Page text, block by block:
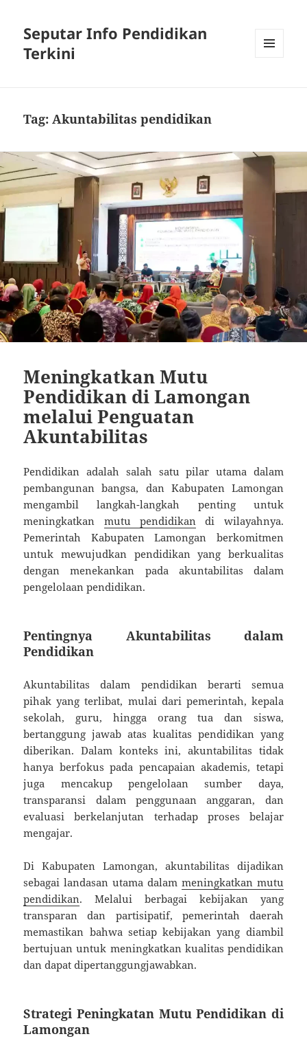
Seputar Info Pendidikan
Terkini
Tag:Akuntabilitas pendidikan
Meningkatkan Mutu
Pendidikan di Lamongan
melalui Penguatan
Akuntabilitas
Pendidikan adalah salah satu pilar utama dalam
pembangunan bangsa, dan Kabupaten Lamongan
mengambil langkah-langkah penting untuk
meningkatkan mutu pendidikan
di wilayahnya.
Pemerintah Kabupaten Lamongan berkomitmen
untuk mewujudkan pendidikan yang berkualitas
dengan menekankan pada akuntabilitas dalam
pengelolaan pendidikan.
Pentingnya Akuntabilitas dalam
Pendidikan
Akuntabilitas dalam pendidikan berarti semua
pihak yang terlibat, mulai dari pemerintah, kepala
sekolah, guru, hingga orang tua dan siswa,
bertanggung jawab atas kualitas pendidikan yang
diberikan. Dalam konteks ini, akuntabilitas tidak
hanya berfokus pada pencapaian akademis, tetapi
juga mencakup pengelolaan sumber daya,
transparansi dalam penggunaan anggaran, dan
evaluasi berkelanjutan terhadap proses belajar
mengajar.
Di Kabupaten Lamongan, akuntabilitas dijadikan
sebagai landasan utama dalam meningkatkan mutu
pendidikan. Melalui berbagai kebijakan yang
transparan dan partisipatif, pemerintah daerah
memastikan bahwa setiap kebijakan yang diambil
bertujuan untuk meningkatkan kualitas pendidikan
dan dapat dipertanggungjawabkan.
Strategi Peningkatan Mutu Pendidikan di
Lamongan